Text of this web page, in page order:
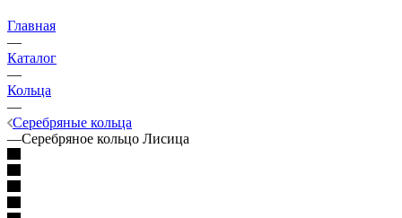
Главная
—
Каталог
—
Кольца
—
Серебряные кольца
—Серебряное кольцо Лисица